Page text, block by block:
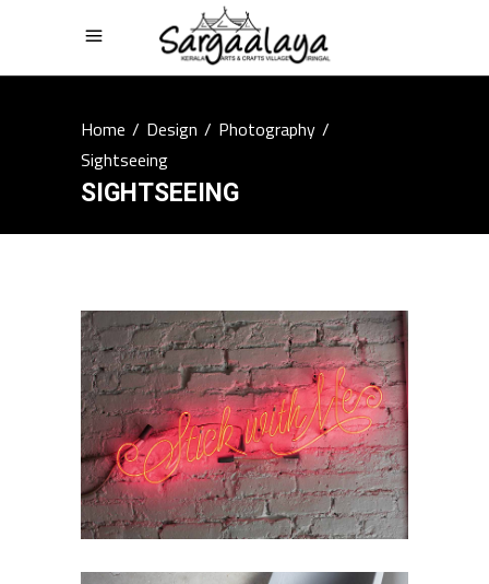
Home/Design/Photography/
Sightseeing
SIGHTSEEING